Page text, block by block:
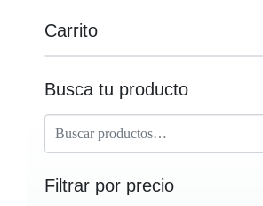
Carrito
Busca tu producto
Filtrar por precio